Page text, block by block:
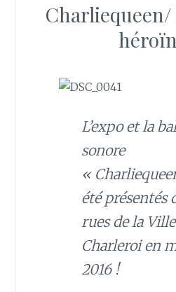
Charliequeen/
L’expo et la
sonore
«
été présentés
rues de la
Charleroi en
2016 !